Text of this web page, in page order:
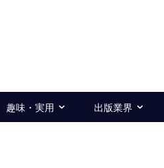
趣味・実用 出版業界